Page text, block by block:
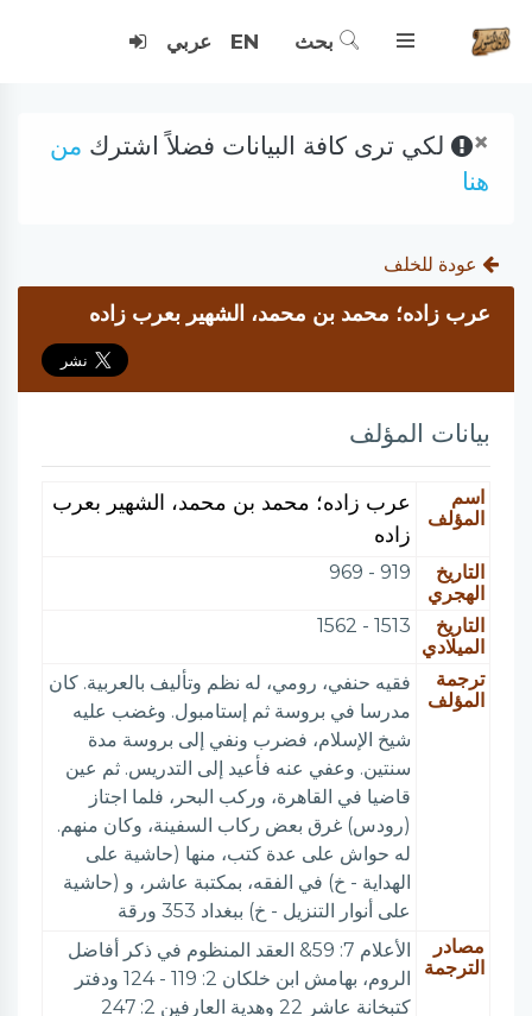
بحث EN عربي
× لكي ترى كافة البيانات فضلاً اشترك من
هنا
عودة للخلف
عرب زاده؛ محمد بن محمد، الشهير بعرب زاده
بيانات المؤلف
اسم
المؤلف
عرب زاده؛ محمد بن محمد، الشهير بعرب
زاده
التاريخ
الهجري
919 - 969
التاريخ
الميلادي
1513 - 1562
ترجمة
المؤلف
فقيه حنفي، رومي، له نظم وتأليف بالعربية. كان
مدرسا في بروسة ثم إستامبول. وغضب عليه
شيخ الإسلام، فضرب ونفي إلى بروسة مدة
سنتين. وعفي عنه فأعيد إلى التدريس. ثم عين
قاضيا في القاهرة، وركب البحر، فلما اجتاز
(رودس) غرق بعض ركاب السفينة، وكان منهم.
له حواش على عدة كتب، منها (حاشية على
الهداية - خ) في الفقه، بمكتبة عاشر، و (حاشية
على أنوار التنزيل - خ) ببغداد 353 ورقة
مصادر
الترجمة
الأعلام 7: 59& العقد المنظوم في ذكر أفاضل
الروم، بهامش ابن خلكان 2: 119 - 124 ودفتر
كتبخانة عاشر 22 وهدية العارفين 2: 247